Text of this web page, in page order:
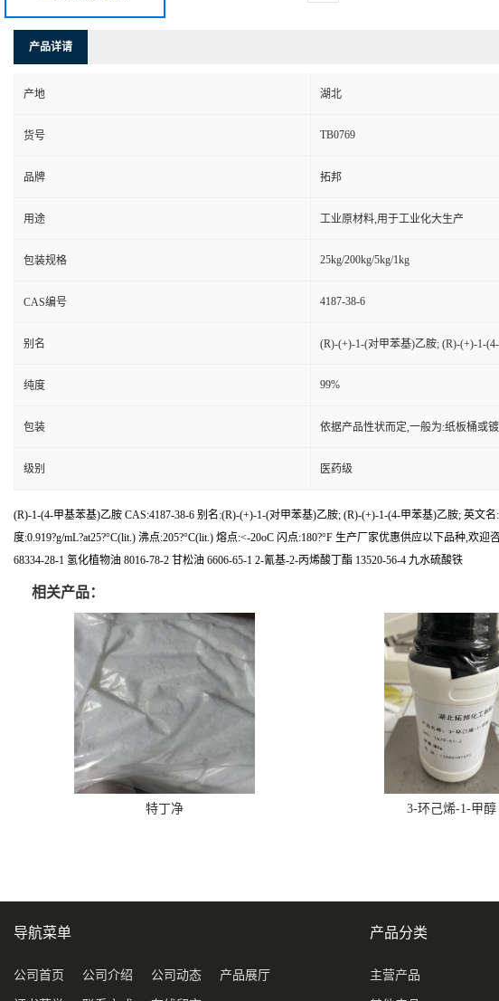
产品详请
产地 湖北
货号 TB0769
品牌 拓邦
用途 工业原材料,用于工业化大生产
包装规格 25kg/200kg/5kg/1kg
CAS编号 4187-38-6
别名 (R)-(+)-1-(对甲苯基)乙胺; (R)-(+)-1-
纯度 99%
包装 依据产品性状而定,一般为:纸板桶或
级别 医药级
(R)-1-(4-甲基苯基)乙胺 CAS:4187-38-6 别名:(R)-(+)-1-(对甲苯基)乙胺; (R)-(+)-1-(4-甲苯基)乙胺; 英文
度:0.919?g/mL?at25?°C(lit.) 沸点:205?°C(lit.) 熔点:<-20oC 闪点:180?°F 生产厂家优惠供应以下品种,欢
68334-28-1 氢化植物油 8016-78-2 甘松油 6606-65-1 2-氰基-2-丙烯酸丁酯 13520-56-4 九水硫酸铁
相关产品：
特丁净 3-环己烯-1-甲醇
导航菜单
公司首页 公司介绍 公司动态 产品展厅
产品分类
主营产品